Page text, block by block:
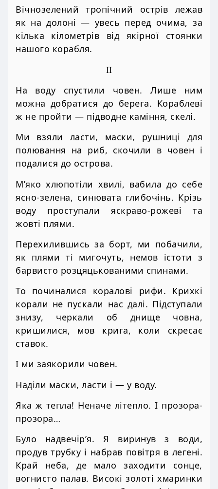
Вічнозелений тропічний острів лежав
як на долоні — увесь перед очима, за
кілька кілометрів від якірної стоянки
нашого корабля.
II
На воду спустили човен. Лише ним
можна добратися до берега. Кораблеві
ж не пройти — підводне каміння, скелі.
Ми взяли ласти, маски, рушниці для
полювання на риб, скочили в човен і
подалися до острова.
М’яко хлюпотіли хвилі, вабила до себе
ясно-зелена, синювата глибочінь. Крізь
воду проступали яскраво-рожеві та
жовті плями.
Перехилившись за борт, ми побачили,
як плями ті мигочуть, немов істоти з
барвисто розцяцькованими спинами.
То починалися коралові рифи. Крихкі
корали не пускали нас далі. Підступали
знизу, черкали об днище човна,
кришилися, мов крига, коли скресає
ставок.
І ми заякорили човен.
Наділи маски, ласти і — у воду.
Яка ж тепла! Неначе літепло. І прозора-
прозора…
Було надвечір’я. Я виринув з води,
продув трубку і набрав повітря в легені.
Край неба, де мало заходити сонце,
вогнисто палав. Високі золоті хмаринки